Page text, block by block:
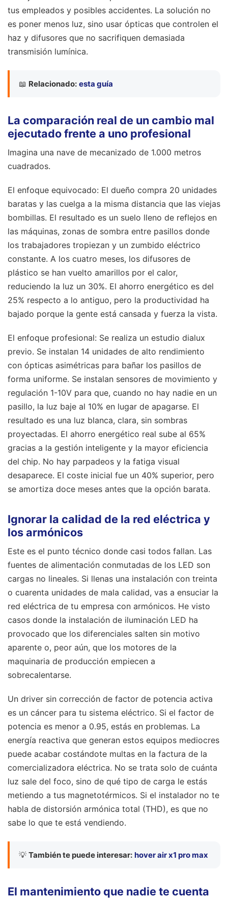
tus empleados y posibles accidentes. La solución no
es poner menos luz, sino usar ópticas que controlen el
haz y difusores que no sacrifiquen demasiada
transmisión lumínica.
📖 Relacionado: esta guía
La comparación real de un cambio mal
ejecutado frente a uno profesional
Imagina una nave de mecanizado de 1.000 metros
cuadrados.
El enfoque equivocado: El dueño compra 20 unidades
baratas y las cuelga a la misma distancia que las viejas
bombillas. El resultado es un suelo lleno de reflejos en
las máquinas, zonas de sombra entre pasillos donde
los trabajadores tropiezan y un zumbido eléctrico
constante. A los cuatro meses, los difusores de
plástico se han vuelto amarillos por el calor,
reduciendo la luz un 30%. El ahorro energético es del
25% respecto a lo antiguo, pero la productividad ha
bajado porque la gente está cansada y fuerza la vista.
El enfoque profesional: Se realiza un estudio dialux
previo. Se instalan 14 unidades de alto rendimiento
con ópticas asimétricas para bañar los pasillos de
forma uniforme. Se instalan sensores de movimiento y
regulación 1-10V para que, cuando no hay nadie en un
pasillo, la luz baje al 10% en lugar de apagarse. El
resultado es una luz blanca, clara, sin sombras
proyectadas. El ahorro energético real sube al 65%
gracias a la gestión inteligente y la mayor eficiencia
del chip. No hay parpadeos y la fatiga visual
desaparece. El coste inicial fue un 40% superior, pero
se amortiza doce meses antes que la opción barata.
Ignorar la calidad de la red eléctrica y
los armónicos
Este es el punto técnico donde casi todos fallan. Las
fuentes de alimentación conmutadas de los LED son
cargas no lineales. Si llenas una instalación con treinta
o cuarenta unidades de mala calidad, vas a ensuciar la
red eléctrica de tu empresa con armónicos. He visto
casos donde la instalación de iluminación LED ha
provocado que los diferenciales salten sin motivo
aparente o, peor aún, que los motores de la
maquinaria de producción empiecen a
sobrecalentarse.
Un driver sin corrección de factor de potencia activa
es un cáncer para tu sistema eléctrico. Si el factor de
potencia es menor a 0.95, estás en problemas. La
energía reactiva que generan estos equipos mediocres
puede acabar costándote multas en la factura de la
comercializadora eléctrica. No se trata solo de cuánta
luz sale del foco, sino de qué tipo de carga le estás
metiendo a tus magnetotérmicos. Si el instalador no te
habla de distorsión armónica total (THD), es que no
sabe lo que te está vendiendo.
💡 También te puede interesar: hover air x1 pro max
El mantenimiento que nadie te cuenta